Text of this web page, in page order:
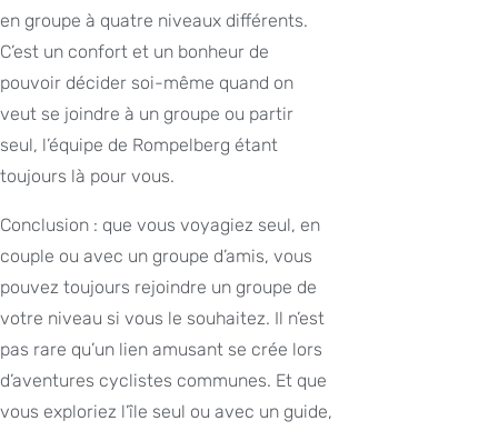
en groupe à quatre niveaux différents.
C’est un confort et un bonheur de
pouvoir décider soi-même quand on
veut se joindre à un groupe ou partir
seul, l’équipe de Rompelberg étant
toujours là pour vous.
Conclusion : que vous voyagiez seul, en
couple ou avec un groupe d’amis, vous
pouvez toujours rejoindre un groupe de
votre niveau si vous le souhaitez. Il n’est
pas rare qu’un lien amusant se crée lors
d’aventures cyclistes communes. Et que
vous exploriez l’île seul ou avec un guide,